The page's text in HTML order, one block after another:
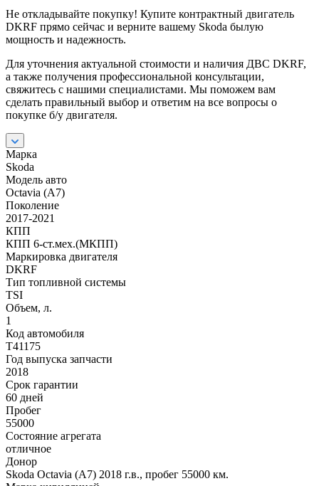
Не откладывайте покупку! Купите контрактный двигатель
DKRF прямо сейчас и верните вашему Skoda былую
мощность и надежность.
Для уточнения актуальной стоимости и наличия ДВС DKRF,
а также получения профессиональной консультации,
свяжитесь с нашими специалистами. Мы поможем вам
сделать правильный выбор и ответим на все вопросы о
покупке б/у двигателя.
Марка
Skoda
Модель авто
Octavia (A7)
Поколение
2017-2021
КПП
КПП 6-ст.мех.(МКПП)
Маркировка двигателя
DKRF
Тип топливной системы
TSI
Объем, л.
1
Код автомобиля
T41175
Год выпуска запчасти
2018
Срок гарантии
60 дней
Пробег
55000
Состояние агрегата
отличное
Донор
Skoda Octavia (A7) 2018 г.в., пробег 55000 км.